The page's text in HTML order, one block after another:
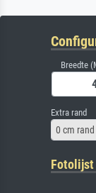
Breedte
Extra rand
0 cm rand
Fotolijst